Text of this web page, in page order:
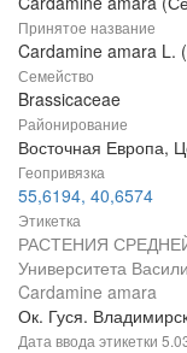
Принятое название
Cardamine amara L.
Семейство
Brassicaceae
Районирование
Восточная Европа,
Геопривязка
55,6194, 40,6574
Этикетка
РАСТЕНИЯ
Университета
Cardamine amara
Ок. Гуся.
Дата ввода этикетки